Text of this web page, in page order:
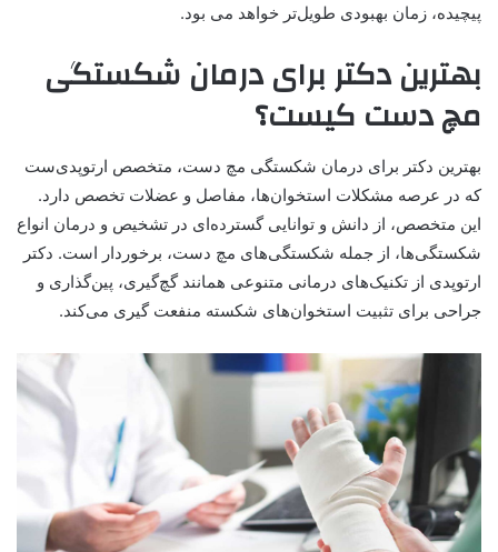
پیچیده، زمان بهبودی طویل‌تر خواهد می بود.
بهترین دکتر برای درمان شکستگی
مچ دست کیست؟
بهترین دکتر برای درمان شکستگی مچ دست، متخصص ارتوپدی‌ست
که در عرصه مشکلات استخوان‌ها، مفاصل و عضلات تخصص دارد.
این متخصص، از دانش و توانایی گسترده‌ای در تشخیص و درمان انواع
شکستگی‌ها، از جمله شکستگی‌های مچ دست، برخوردار است. دکتر
ارتوپدی از تکنیک‌های درمانی متنوعی همانند گچ‌گیری، پین‌گذاری و
جراحی برای تثبیت استخوان‌های شکسته منفعت گیری می‌کند.